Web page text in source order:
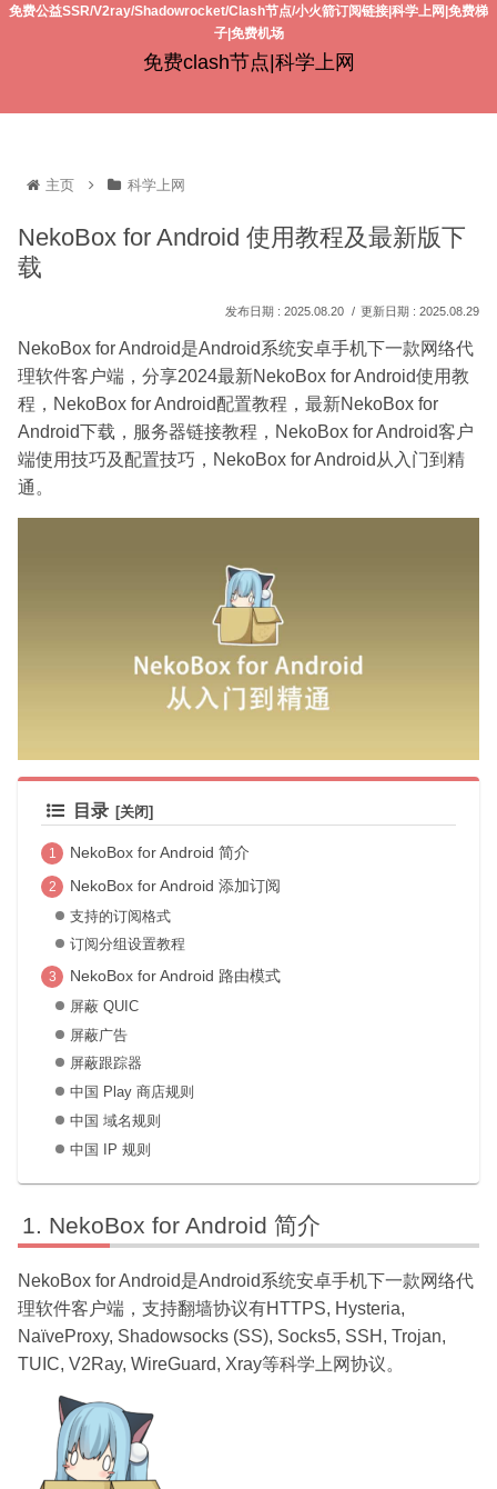
免费公益SSR/V2ray/Shadowrocket/Clash节点/小火箭订阅链接|科学上网|免费梯
子|免费机场
免费clash节点|科学上网
主页 科学上网
NekoBox for Android 使用教程及最新版下
载
2025.08.20 2025.08.29
NekoBox for Android是Android系统安卓手机下一款网络代
理软件客户端，分享2024最新NekoBox for Android使用教
程，NekoBox for Android配置教程，最新NekoBox for
Android下载，服务器链接教程，NekoBox for Android客户
端使用技巧及配置技巧，NekoBox for Android从入门到精
通。
目录
NekoBox for Android 简介
NekoBox for Android 添加订阅
支持的订阅格式
订阅分组设置教程
NekoBox for Android 路由模式
屏蔽 QUIC
屏蔽广告
屏蔽跟踪器
中国 Play 商店规则
中国 域名规则
中国 IP 规则
NekoBox for Android 简介
NekoBox for Android是Android系统安卓手机下一款网络代
理软件客户端，支持翻墙协议有HTTPS, Hysteria,
NaïveProxy, Shadowsocks (SS), Socks5, SSH, Trojan,
TUIC, V2Ray, WireGuard, Xray等科学上网协议。